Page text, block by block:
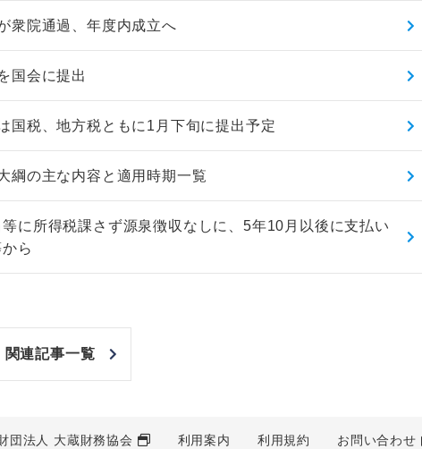
衆院通過、年度内成立へ
国会に提出
国税、地方税ともに1月下旬に提出予定
綱の主な内容と適用時期一覧
に所得税課さず源泉徴収なしに、5年10月以後に支払い
ら
関連記事一覧
団法人 大蔵財務協会 利用案内 利用規約 お問い合わせ